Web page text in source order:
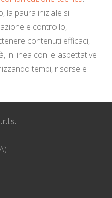
la paura iniziale si
e controllo,
contenuti efficaci,
in linea con le aspettative
tempi, risorse e